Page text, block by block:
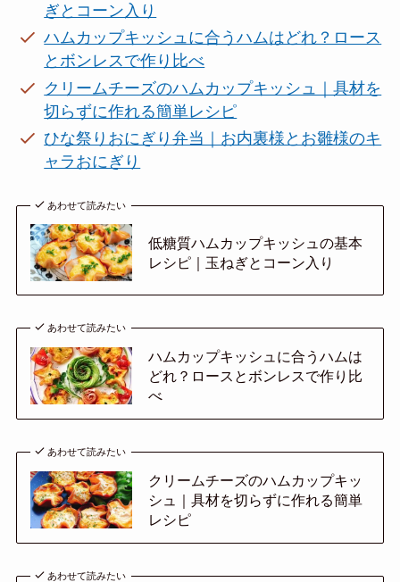
ぎとコーン入り
ハムカップキッシュに合うハムはどれ？ロース
とボンレスで作り比べ
クリームチーズのハムカップキッシュ｜具材を
切らずに作れる簡単レシピ
ひな祭りおにぎり弁当｜お内裏様とお雛様のキ
ャラおにぎり
あわせて読みたい
低糖質ハムカップキッシュの基本
レシピ｜玉ねぎとコーン入り
あわせて読みたい
ハムカップキッシュに合うハムは
どれ？ロースとボンレスで作り比
べ
あわせて読みたい
クリームチーズのハムカップキッ
シュ｜具材を切らずに作れる簡単
レシピ
あわせて読みたい